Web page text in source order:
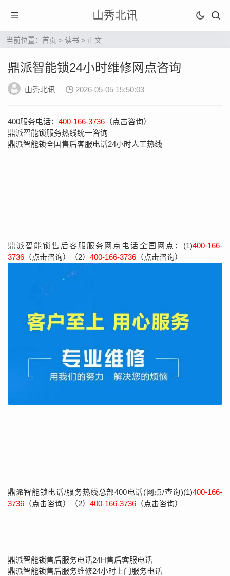
山秀北讯
当前位置： 首页 > 读书 > 正文
鼎派智能锁24小时维修网点咨询
山秀北讯 2026-05-05 15:50:03
400服务电话： 400-166-3736 （点击咨询）
鼎派智能锁服务热线统一咨询
鼎派智能锁全国售后客服电话24小时人工热线
鼎派智能锁售后客服服务网点电话全国网点：(1)400-166-
3736 （点击咨询）（2） 400-166-3736 （点击咨询）
鼎派智能锁电话/服务热线总部400电话(网点/查询)(1)400-166-
3736 （点击咨询）（2） 400-166-3736 （点击咨询）
鼎派智能锁售后服务电话24H售后客服电话
鼎派智能锁售后服务维修24小时上门服务电话